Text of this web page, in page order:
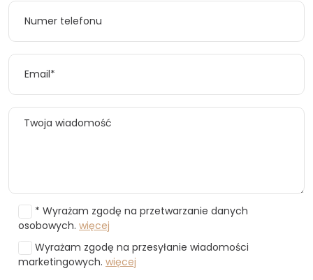
* Wyrażam zgodę na przetwarzanie danych
osobowych. więcej
Wyrażam zgodę na przesyłanie wiadomości
marketingowych. więcej